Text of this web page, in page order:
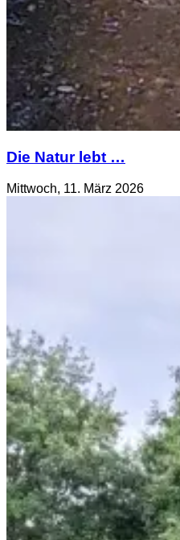
Die Natur lebt …
Mittwoch, 11. März 2026